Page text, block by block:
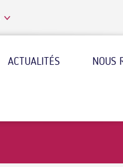
ACTUALITÉS NOUS